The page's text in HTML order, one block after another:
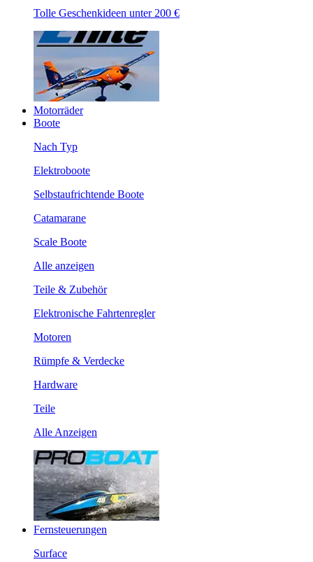
Tolle Geschenkideen unter 200 €
Motorräder
Boote
Nach Typ
Elektroboote
Selbstaufrichtende Boote
Catamarane
Scale Boote
Alle anzeigen
Teile & Zubehör
Elektronische Fahrtenregler
Motoren
Rümpfe & Verdecke
Hardware
Teile
Alle Anzeigen
Fernsteuerungen
Surface